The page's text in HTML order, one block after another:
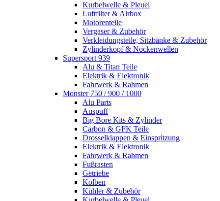
Kurbelwelle & Pleuel
Luftfilter & Airbox
Motorenteile
Vergaser & Zubehör
Verkleidungsteile, Sitzbänke & Zubehör
Zylinderkopf & Nockenwellen
Supersport 939
Alu & Titan Teile
Elektrik & Elektronik
Fahrwerk & Rahmen
Monster 750 / 900 / 1000
Alu Parts
Auspuff
Big Bore Kits & Zylinder
Carbon & GFK Teile
Drosselklappen & Einspritzung
Elektrik & Elektronik
Fahrwerk & Rahmen
Fußrasten
Getriebe
Kolben
Kühler & Zubehör